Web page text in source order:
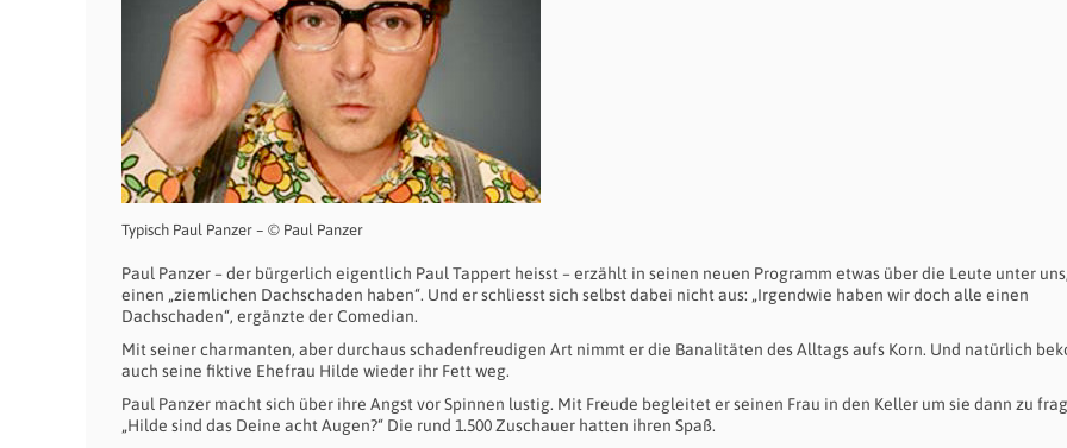
Typisch Paul Panzer – © Paul Panzer
Paul Panzer – der bürgerlich eigentlich Paul Tappert heisst – erzählt in seinen neuen Programm etwas über die Leute unter
einen „ziemlichen Dachschaden haben“. Und er schliesst sich selbst dabei nicht aus: „Irgendwie haben wir doch alle einen
Dachschaden“, ergänzte der Comedian.
Mit seiner charmanten, aber durchaus schadenfreudigen Art nimmt er die Banalitäten des Alltags aufs Korn. Und natürlich
auch seine fiktive Ehefrau Hilde wieder ihr Fett weg.
Paul Panzer macht sich über ihre Angst vor Spinnen lustig. Mit Freude begleitet er seinen Frau in den Keller um sie dann zu
„Hilde sind das Deine acht Augen?“ Die rund 1.500 Zuschauer hatten ihren Spaß.